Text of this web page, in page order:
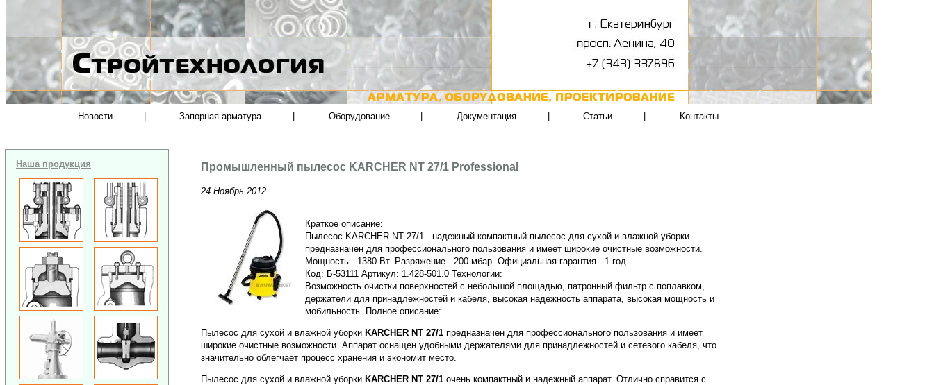
Новости Запорная арматура Оборудование Документация Статьи Контакты
Наша продукция Промышленный пылесос KARCHER NT 27/1 Professional
24 Ноябрь 2012
Краткое описание:
Пылесос KARCHER NT 27/1 - надежный компактный пылесос для сухой и влажной уборки
предназначен для профессионального пользования и имеет широкие очистные возможности.
Мощность - 1380 Вт. Разряжение - 200 мбар. Официальная гарантия - 1 год.
Код: Б-53111 Артикул: 1.428-501.0 Технологии:
Возможность очистки поверхностей с небольшой площадью, патронный фильтр с поплавком,
держатели для принадлежностей и кабеля, высокая надежность аппарата, высокая мощность и
мобильность. Полное описание:
Пылесос для сухой и влажной уборки KARCHER NT 27/1 предназначен для профессионального пользования и имеет
широкие очистные возможности. Аппарат оснащен удобными держателями для принадлежностей и сетевого кабеля, что
значительно облегчает процесс хранения и экономит место.
Пылесос для сухой и влажной уборки KARCHER NT 27/1 очень компактный и надежный аппарат. Отлично справится с